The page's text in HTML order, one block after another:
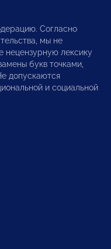
Согласно
мы не
лексику
букв точками,
допускаются
и социальной